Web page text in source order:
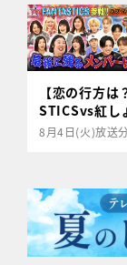
【恋の行方
STICSvs紅し
8月4日(火)放送